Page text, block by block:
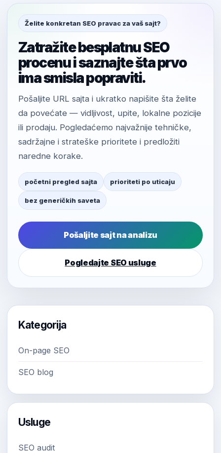
Želite konkretan SEO pravac za vaš sajt?
Zatražite besplatnu SEO
procenu i saznajte šta prvo
ima smisla popraviti.
Pošaljite URL sajta i ukratko napišite šta želite
da povećate — vidljivost, upite, lokalne pozicije
ili prodaju. Pogledaćemo najvažnije tehničke,
sadržajne i strateške prioritete i predložiti
naredne korake.
početni pregled sajta prioriteti po uticaju
bez generičkih saveta
Pošaljite sajt na analizu
Pogledajte SEO usluge
Kategorija
On-page SEO
SEO blog
Usluge
SEO audit